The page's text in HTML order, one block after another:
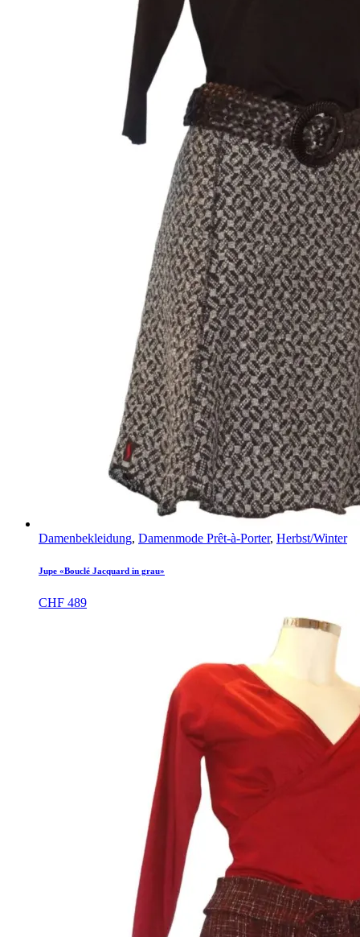
Damenbekleidung, Damenmode Prêt-à-Porter, Herbst/Winter
Jupe «Bouclé Jacquard in grau»
CHF 489